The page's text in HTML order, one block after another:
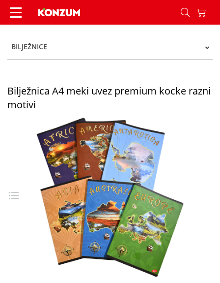
Bilježnica A4 meki uvez premium kocke razni
BILJEŽNICE
Bilježnica A4 meki uvez premium kocke razni
motivi